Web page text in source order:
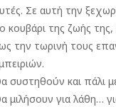
Σε αυτή την
κουβάρι της ζωής
την τωρινή τους
συστηθούν και πάλι
μιλήσουν για λάθη…